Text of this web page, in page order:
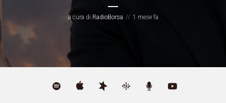
a cura di RadioBorsa 1 mese fa